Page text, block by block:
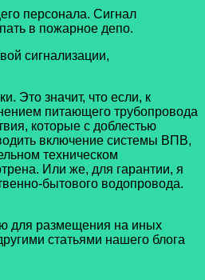
персонала. Сигнал
в пожарное депо.
сигнализации,
Это значит, что если, к
питающего трубопровода
которые с доблестью
включение системы ВПВ,
техническом
Или же, для гарантии, я
бытового водопровода.
для размещения на иных
статьями нашего блога